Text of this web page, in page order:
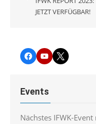
JETZT VERFÜGBAR!
Facebook
YouTubeTwitter
Events
Nächstes IFWK-